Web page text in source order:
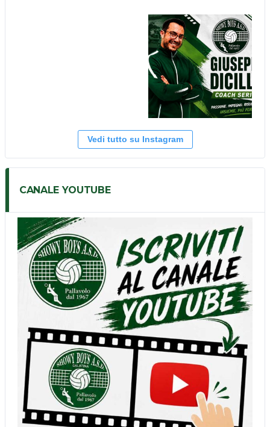
Vedi tutto su Instagram
CANALE YOUTUBE